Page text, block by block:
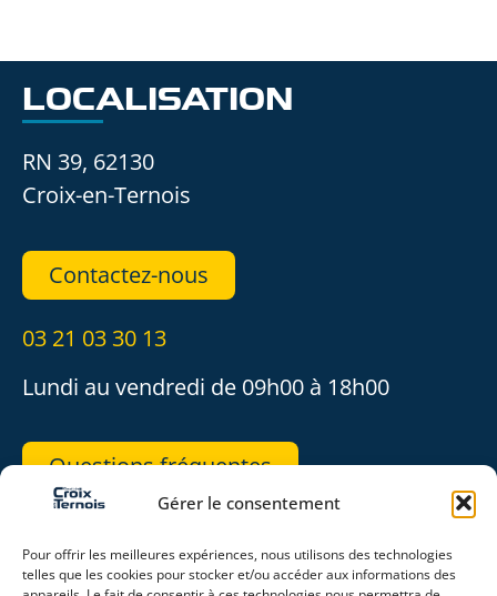
Gérer le consentement
Pour offrir les meilleures expériences, nous utilisons des technologies
telles que les cookies pour stocker et/ou accéder aux informations des
LOCALISATION
RN 39, 62130
Croix-en-Ternois
Contactez-nous
03 21 03 30 13
Lundi au vendredi de 09h00 à 18h00
Questions fréquentes